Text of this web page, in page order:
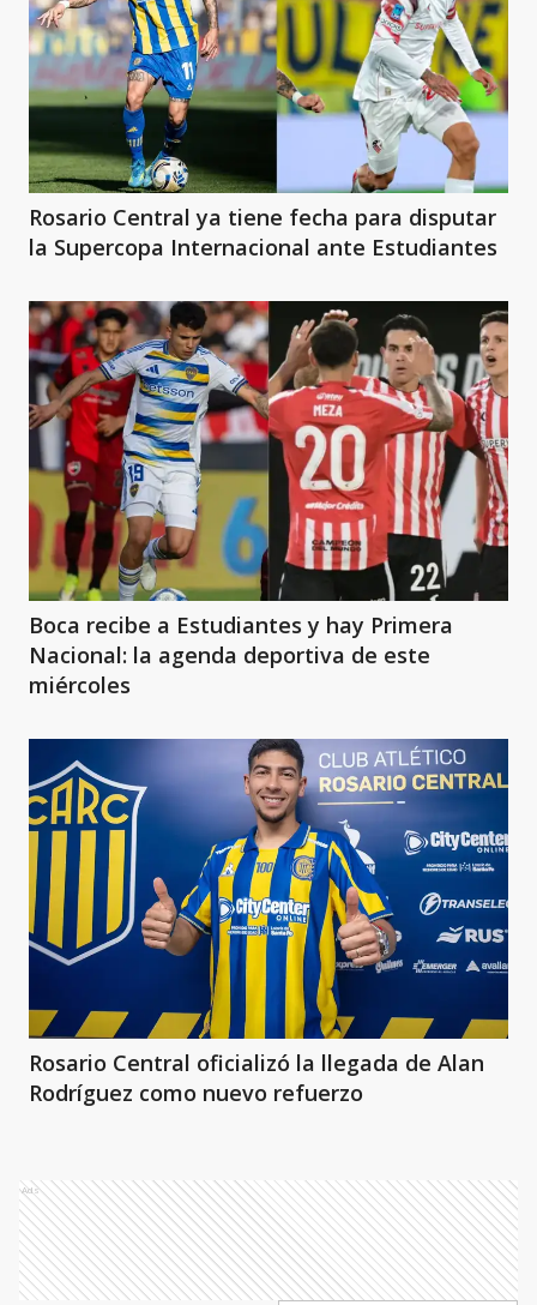
Rosario Central ya tiene fecha para disputar
la Supercopa Internacional ante Estudiantes
Boca recibe a Estudiantes y hay Primera
Nacional: la agenda deportiva de este
miércoles
Rosario Central oficializó la llegada de Alan
Rodríguez como nuevo refuerzo
Ads